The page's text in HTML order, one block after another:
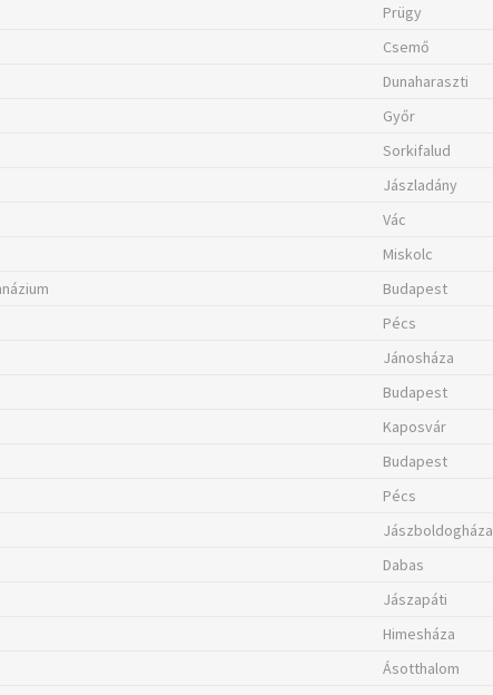
Prügy
Csemő
Dunaharaszti
Győr
Sorkifalud
Jászladány
Vác
Miskolc
Budapest
Pécs
Jánosháza
Budapest
Kaposvár
Budapest
Pécs
Jászboldogháza
Dabas
Jászapáti
Himesháza
Ásotthalom